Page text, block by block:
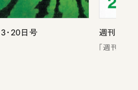
・20日号 週刊新潮
「週刊新潮